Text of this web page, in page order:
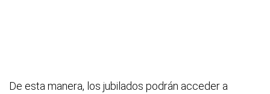
De esta manera, los jubilados podrán acceder a